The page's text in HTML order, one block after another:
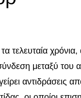
τελευταία χρόνια,
μεταξύ του
αντιδράσεις